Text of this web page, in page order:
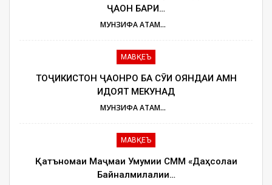
ҶАҲОН БАҲРИ…
МУНЗИФА АТАМУЛОЕВА
МАВҚЕЪ
ТОҶИКИСТОН ҶАҲОНРО БА СӮИ ОЯНДАИ АМН
ҲИДОЯТ МЕКУНАД
МУНЗИФА АТАМУЛОЕВА
МАВҚЕЪ
Қатъномаи Маҷмаи Умумии СММ «Даҳсолаи
Байналмилалии…